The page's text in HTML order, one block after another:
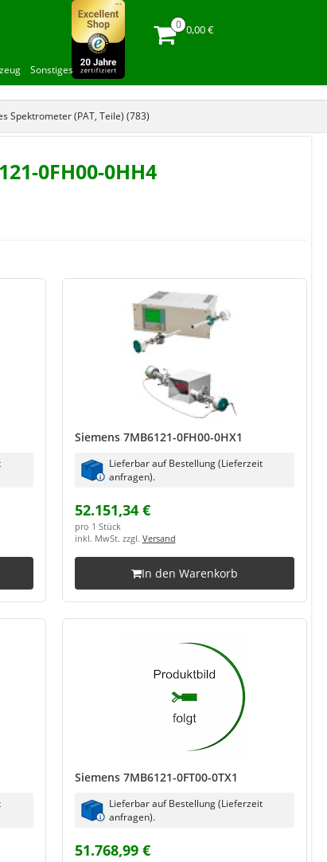
0,00 €
Sonstiges
Spektrometer (PAT, Teile) (783)
0FH00-0HH4
Siemens 7MB6121-0FH00-0HX1
Lieferbar auf Bestellung (Lieferzeit
anfragen).
52.151,34 €
pro 1 Stück
inkl. MwSt. zzgl. Versand
In den Warenkorb
Siemens 7MB6121-0FT00-0TX1
Lieferbar auf Bestellung (Lieferzeit
anfragen).
51.768,99 €